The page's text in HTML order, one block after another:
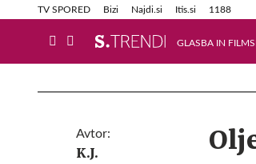
TV SPORED Bizi Najdi.si Itis.si 1188
GLASBA IN FILM
Info in obvestila Tehnik
Avtor:
K.J.